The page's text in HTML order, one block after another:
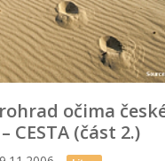
očima
CESTA (část 2.)